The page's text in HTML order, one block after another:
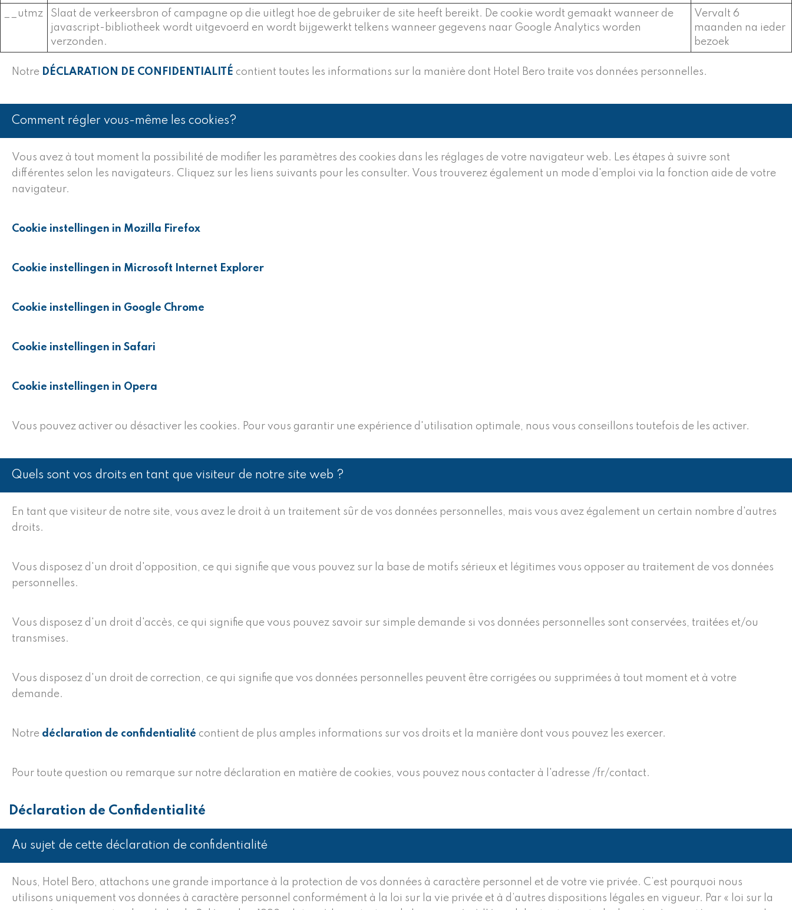
__utmz
Slaat de verkeersbron of campagne op die uitlegt hoe de gebruiker de site heeft bereikt. De cookie wordt gemaakt wanneer de
javascript-bibliotheek wordt uitgevoerd en wordt bijgewerkt telkens wanneer gegevens naar Google Analytics worden
verzonden.
Vervalt 6
maanden na ieder
bezoek
Notre DÉCLARATION DE CONFIDENTIALITÉ contient toutes les informations sur la manière dont Hotel Bero traite vos données personnelles.
Comment régler vous-même les cookies?
Vous avez à tout moment la possibilité de modifier les paramètres des cookies dans les réglages de votre navigateur web. Les étapes à suivre sont
différentes selon les navigateurs. Cliquez sur les liens suivants pour les consulter. Vous trouverez également un mode d'emploi via la fonction aide de votre
navigateur.
Cookie instellingen in Mozilla Firefox
Cookie instellingen in Microsoft Internet Explorer
Cookie instellingen in Google Chrome
Cookie instellingen in Safari
Cookie instellingen in Opera
Vous pouvez activer ou désactiver les cookies. Pour vous garantir une expérience d'utilisation optimale, nous vous conseillons toutefois de les activer.
Quels sont vos droits en tant que visiteur de notre site web ?
En tant que visiteur de notre site, vous avez le droit à un traitement sûr de vos données personnelles, mais vous avez également un certain nombre d'autres
droits.
Vous disposez d'un droit d'opposition, ce qui signifie que vous pouvez sur la base de motifs sérieux et légitimes vous opposer au traitement de vos données
personnelles.
Vous disposez d'un droit d'accès, ce qui signifie que vous pouvez savoir sur simple demande si vos données personnelles sont conservées, traitées et/ou
transmises.
Vous disposez d'un droit de correction, ce qui signifie que vos données personnelles peuvent être corrigées ou supprimées à tout moment et à votre
demande.
Notre déclaration de confidentialité contient de plus amples informations sur vos droits et la manière dont vous pouvez les exercer.
Pour toute question ou remarque sur notre déclaration en matière de cookies, vous pouvez nous contacter à l'adresse /fr/contact.
Déclaration de Confidentialité
Au sujet de cette déclaration de confidentialité
Nous, Hotel Bero, attachons une grande importance à la protection de vos données à caractère personnel et de votre vie privée. C’est pourquoi nous
utilisons uniquement vos données à caractère personnel conformément à la loi sur la vie privée et à d’autres dispositions légales en vigueur. Par « loi sur la